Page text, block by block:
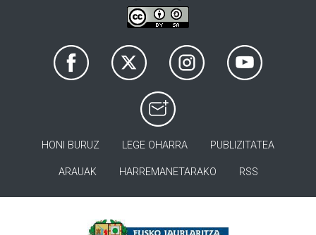
HONI BURUZ LEGE OHARRA PUBLIZITATEA
ARAUAK HARREMANETARAKO RSS